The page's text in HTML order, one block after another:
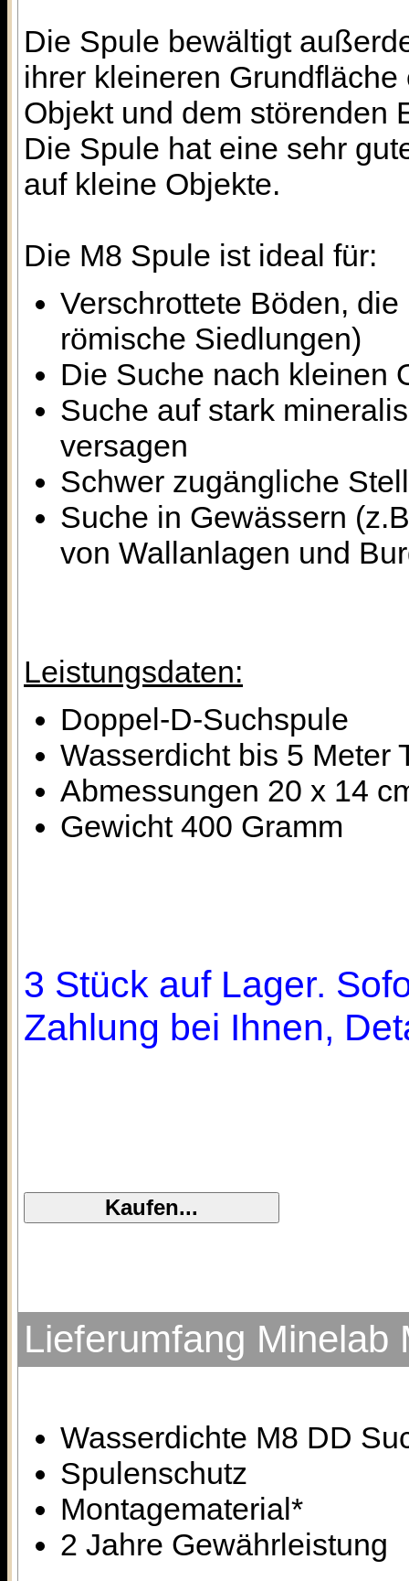
Die Spule bewältigt
ihrer kleineren
Objekt und dem störenden
Die Spule hat eine sehr
auf kleine Objekte.
Die M8 Spule ist ideal für:
Verschrottete Böden,
römische Siedlungen)
Die Suche nach kleinen
Suche auf stark
versagen
Schwer zugängliche
Suche in Gewässern
von Wallanlagen und
Leistungsdaten:
Doppel-D-Suchspule
Wasserdicht bis 5 Meter
Abmessungen 20 x 14
Gewicht 400 Gramm
3 Stück auf Lager.
Zahlung bei Ihnen,
Lieferumfang Minelab
Wasserdichte M8 DD
Spulenschutz
Montagematerial*
2 Jahre Gewährleistung